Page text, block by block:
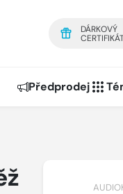
DÁRKOVÝ
Předprodej